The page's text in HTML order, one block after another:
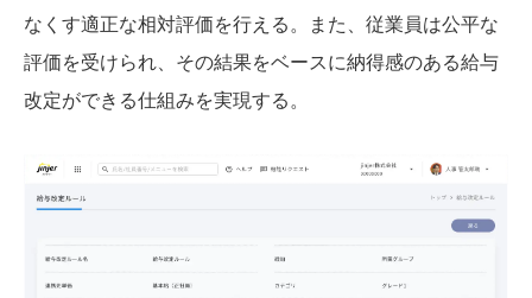
なくす適正な相対評価を行える。また、従業員は公平な
評価を受けられ、その結果をベースに納得感のある給与
改定ができる仕組みを実現する。